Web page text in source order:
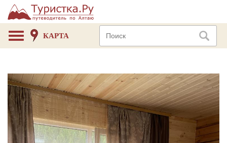
КАРТА